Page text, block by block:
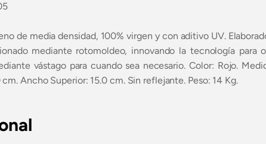
de media densidad, 100% virgen y con aditivo UV.
mediante rotomoldeo, innovando la tecnología para
vástago para cuando sea necesario. Color: Rojo.
Ancho Superior: 15.0 cm. Sin reflejante. Peso: 14 Kg.